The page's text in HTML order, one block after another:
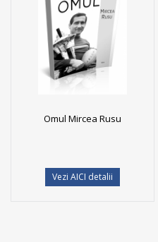
Omul Mircea Rusu
Vezi AICI detalii